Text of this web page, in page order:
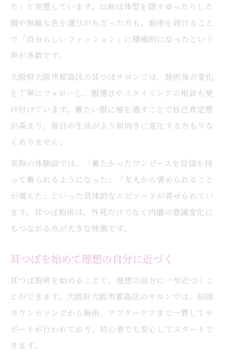
た」と実感しています。以前は体型を隠すゆったりした
服や無難な色を選びがちだった方も、施術を続けること
で「自分らしいファッション」に積極的になったという
声が多数です。
大阪府大阪市都島区の耳つぼサロンでは、施術後の変化
を丁寧にフォローし、服選びやスタイリングの相談も受
け付けています。着たい服に袖を通すことで自己肯定感
が高まり、毎日の生活がより前向きに変化する方も少な
くありません。
実際の体験談では、「着たかったワンピースを自信を持
って着られるようになった」「友人から褒められること
が増えた」といった具体的なエピソードが寄せられてい
ます。耳つぼ施術は、外見だけでなく内面の意識変化に
もつながる点が大きな特徴です。
耳つぼを始めて理想の自分に近づく
耳つぼ施術を始めることで、理想の自分に一歩近づくこ
とができます。大阪府大阪市都島区のサロンでは、初回
カウンセリングから施術、アフターケアまで一貫してサ
ポートが行われており、初心者でも安心してスタートで
きます。